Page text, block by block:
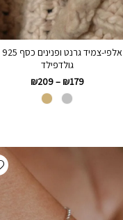
גולדפילד
₪179
–
₪209